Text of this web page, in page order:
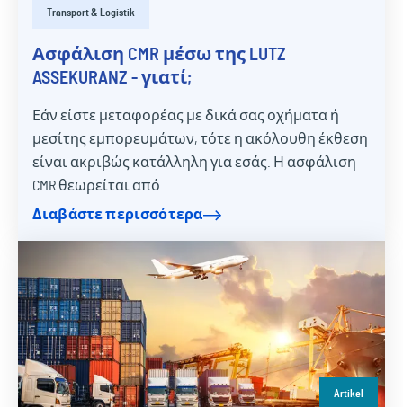
Transport & Logistik
Ασφάλιση CMR μέσω της LUTZ
ASSEKURANZ - γιατί;
Εάν είστε μεταφορέας με δικά σας οχήματα ή
μεσίτης εμπορευμάτων, τότε η ακόλουθη έκθεση
είναι ακριβώς κατάλληλη για εσάς. Η ασφάλιση
CMR θεωρείται από…
Διαβάστε περισσότερα
Artikel